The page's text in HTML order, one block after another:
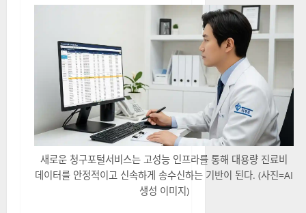
새로운 청구포털서비스는 고성능 인프라를 통해 대용량 진료비
데이터를 안정적이고 신속하게 송수신하는 기반이 된다. (사진=AI
생성 이미지)